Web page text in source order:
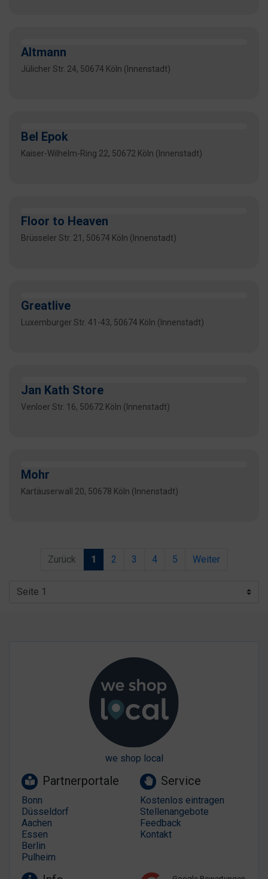
Altmann
Jülicher Str. 24, 50674 Köln (Innenstadt)
Bel Epok
Kaiser-Wilhelm-Ring 22, 50672 Köln (Innenstadt)
Floor to Heaven
Brüsseler Str. 21, 50674 Köln (Innenstadt)
Greatlive
Luxemburger Str. 41-43, 50674 Köln (Innenstadt)
Jan Kath Store
Venloer Str. 16, 50672 Köln (Innenstadt)
Mohr
Kartäuserwall 20, 50678 Köln (Innenstadt)
Zurück 1 2 3 4 5 Weiter
we shop local
Partnerportale
Bonn
Düsseldorf
Aachen
Essen
Berlin
Pulheim
Service
Kostenlos eintragen
Stellenangebote
Feedback
Kontakt